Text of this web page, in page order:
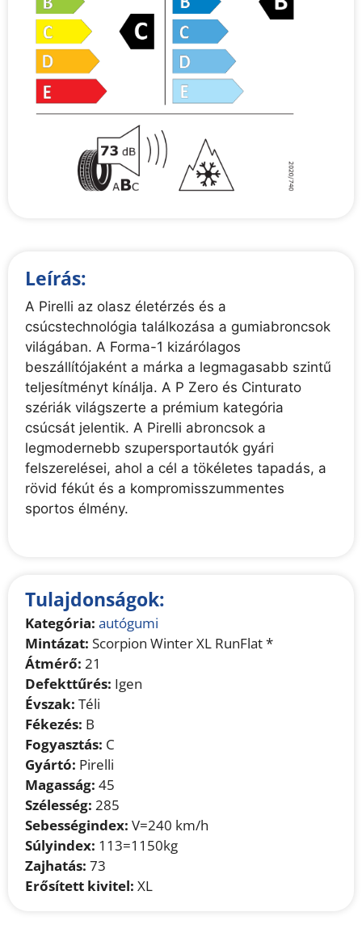
Leírás:
A Pirelli az olasz életérzés és a
csúcstechnológia találkozása a gumiabroncsok
világában. A Forma-1 kizárólagos
beszállítójaként a márka a legmagasabb szintű
teljesítményt kínálja. A P Zero és Cinturato
szériák világszerte a prémium kategória
csúcsát jelentik. A Pirelli abroncsok a
legmodernebb szupersportautók gyári
felszerelései, ahol a cél a tökéletes tapadás, a
rövid fékút és a kompromisszummentes
sportos élmény.
Tulajdonságok:
Kategória: autógumi
Mintázat: Scorpion Winter XL RunFlat *
Átmérő: 21
Defekttűrés: Igen
Évszak: Téli
Fékezés: B
Fogyasztás: C
Gyártó: Pirelli
Magasság: 45
Szélesség: 285
Sebességindex: V=240 km/h
Súlyindex: 113=1150kg
Zajhatás: 73
Erősített kivitel: XL